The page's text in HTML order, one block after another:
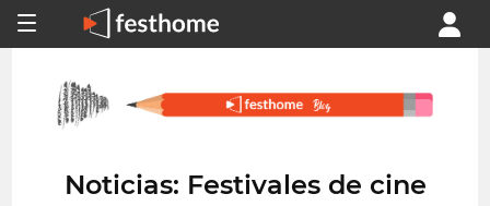
Noticias: Festivales de cine